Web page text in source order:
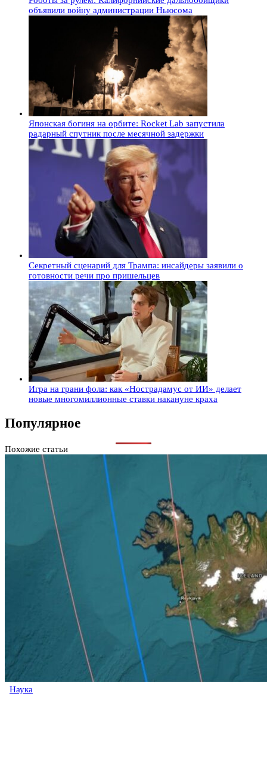
объявили войну администрации Ньюсома
Японская богиня на орбите: Rocket Lab запустила
радарный спутник после месячной задержки
Секретный сценарий для Трампа: инсайдеры заявили о
готовности речи про пришельцев
Игра на грани фола: как «Нострадамус от ИИ» делает
новые многомиллионные ставки накануне краха
Популярное
Похожие статьи
Наука